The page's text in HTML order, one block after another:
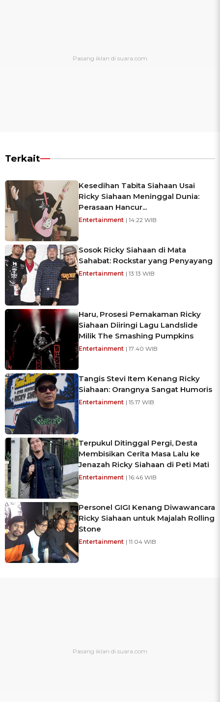
Terkait
Kesedihan Tabita Siahaan Usai
Ricky Siahaan Meninggal Dunia:
Perasaan Hancur...
Entertainment | 14:22 WIB
Sosok Ricky Siahaan di Mata
Sahabat: Rockstar yang Penyayang
Entertainment | 13:13 WIB
Haru, Prosesi Pemakaman Ricky
Siahaan Diiringi Lagu Landslide
Milik The Smashing Pumpkins
Entertainment | 17:40 WIB
Tangis Stevi Item Kenang Ricky
Siahaan: Orangnya Sangat Humoris
Entertainment | 15:17 WIB
Terpukul Ditinggal Pergi, Desta
Membisikan Cerita Masa Lalu ke
Jenazah Ricky Siahaan di Peti Mati
Entertainment | 16:46 WIB
Personel GIGI Kenang Diwawancara
Ricky Siahaan untuk Majalah Rolling
Stone
Entertainment | 11:04 WIB